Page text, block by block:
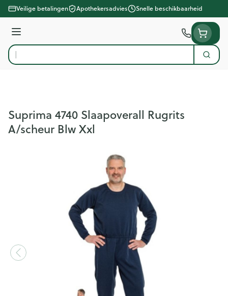
Ga naar de inhoud
Veilige betalingen Apothekersadvies Snelle beschikbaarheid
Menu
Product, merk, categorie... Zoek
Suprima 4740 Slaapoverall Rugrits
A/scheur Blw Xxl